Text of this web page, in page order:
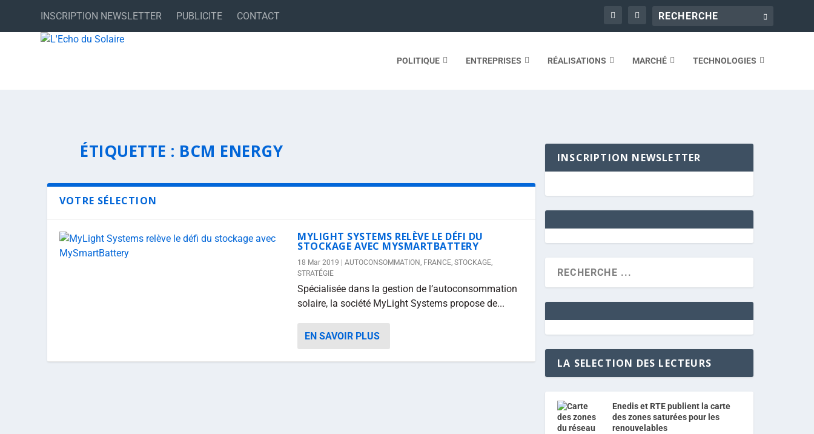
INSCRIPTION NEWSLETTER PUBLICITE CONTACT
POLITIQUE ENTREPRISES RÉALISATIONS MARCHÉ TECHNOLOGIES
ÉTIQUETTE : BCM ENERGY
VOTRE SÉLECTION
MYLIGHT SYSTEMS RELÈVE LE DÉFI DU
STOCKAGE AVEC MYSMARTBATTERY
18 Mar 2019 AUTOCONSOMMATION, FRANCE, STOCKAGE,
STRATÉGIE
Spécialisée dans la gestion de l’autoconsommation
solaire, la société MyLight Systems propose de...
EN SAVOIR PLUS
INSCRIPTION NEWSLETTER
LA SELECTION DES LECTEURS
Enedis et RTE publient la carte
des zones saturées pour les
renouvelables